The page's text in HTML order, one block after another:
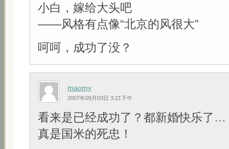
小白，嫁给大头吧
——风格有点像“北京的风很大”
呵呵，成功了没？
maomy
2007年09月03日 3:21下午
看来是已经成功了？都新婚快乐了…
真是国米的死忠！